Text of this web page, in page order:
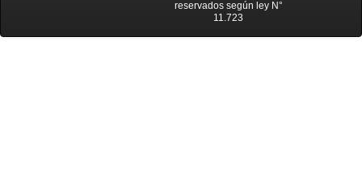
reservados según ley N°
11.723